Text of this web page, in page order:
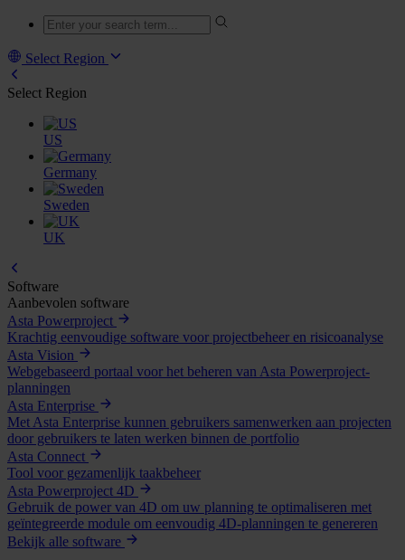
Select Region
Select Region
US
Germany
Sweden
UK
Software
Aanbevolen software
Asta Powerproject
Krachtig eenvoudige software voor projectbeheer en risicoanalyse
Asta Vision
Webgebaseerd portaal voor het beheren van Asta Powerproject-
planningen
Asta Enterprise
Met Asta Enterprise kunnen gebruikers samenwerken aan projecten
door gebruikers te laten werken binnen de portfolio
Asta Connect
Tool voor gezamenlijk taakbeheer
Asta Powerproject 4D
Gebruik de power van 4D om uw planning te optimaliseren met
geïntegreerde module om eenvoudig 4D-planningen te genereren
Bekijk alle software